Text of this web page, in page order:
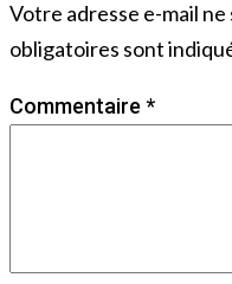
Votre adresse e-mail ne
obligatoires sont
Commentaire *